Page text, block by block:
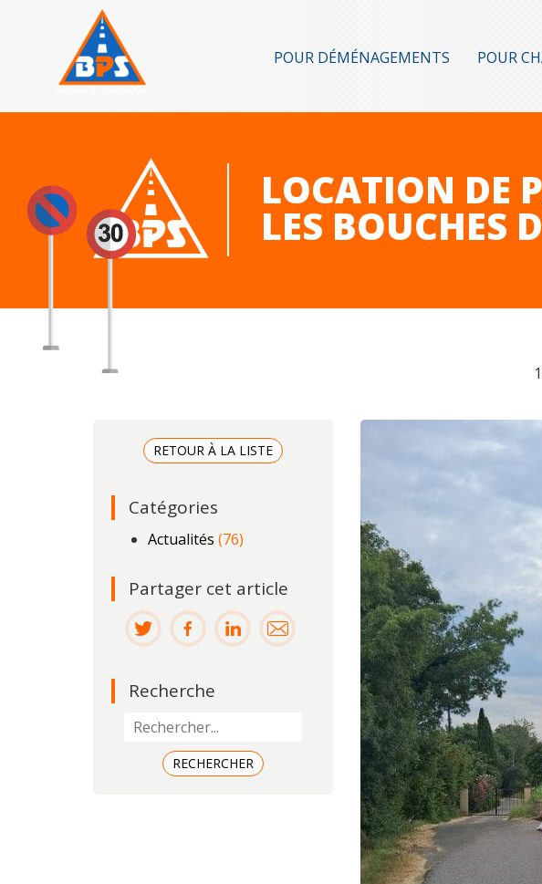
POUR DÉMÉNAGEMENTS POUR
LOCATION DE
LES BOUCHES
RETOUR À LA LISTE
Catégories
Actualités (76)
Partager cet article
Recherche
RECHERCHER